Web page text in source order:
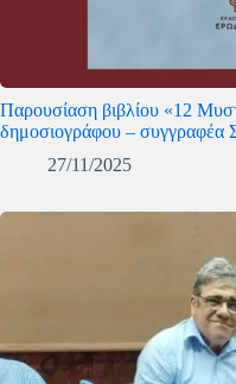
Παρουσίαση βιβλίου «12
δημοσιογράφου – συγγραφέα
27/11/2025